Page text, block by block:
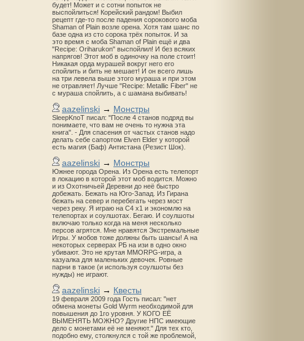
будет! Может и с сотни попыток не
выспойлиться! Корейский рандом! Выбил
рецепт где-то после падения сорокового моба
Shaman of Plain возле орена. Хотя там шанс по
базе одна из сто сорока трёх попыток. И за
это время с моба Shaman of Plain ещё и два
"Recipe: Oriharukon" выспойлил! И без всяких
напрягов! Этот моб в одиночку на поле стоит!
Никакая орда мурашей вокруг него его
спойлить и бить не мешает! И он всего лишь
на три левела выше этого мураша и при этом
не отравляет! Лучше "Recipe: Metallic Fiber" не
с мураша спойлить, а с шамана выбивать!
aazelinski → Монстры
SleepKnoT писал: "После 4 станов подряд вы
понимаете, что вам не очень то нужна эта
книга". - Для спасения от частых станов надо
делать себе сапортом Elven Elder у которой
есть магия (Баф) Антистана (Резист Шок).
aazelinski → Монстры
Южнее города Орена. Из Орена есть телепорт
в локацию в которой этот моб водится. Можно
и из Охотничьей Деревни до неё быстро
добежать. Бежать на Юго-Запад. Из Гирана
бежать на север и перебегать через мост
через реку. Я играю на С4 х1 и экономлю на
телепортах и соулшотах. Бегаю. И соулшоты
включаю только когда на меня несколько
персов агрятся. Мне нравятся Экстремальные
Игры. У мобов тоже должны быть шансы! А на
некоторых серверах РБ на изи в одно окно
убивают. Это не крутая MMORPG-игра, а
казуалка для маленьких девочек. Ровные
парни в такое (и используя соулшоты без
нужды) не играют.
aazelinski → Квесты
19 февраля 2009 года Гость писал: "нет
обмена монеты Gold Wyrm необходимой для
повышения до 1го уровня. У КОГО ЕЁ
ВЫМЕНЯТЬ МОЖНО? Другие НПС имеющие
дело с монетами её не меняют." Для тех кто,
подобно ему, столкнулся с той же проблемой,